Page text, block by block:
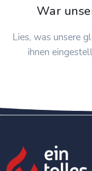
War
Lies, was unsere
ihnen